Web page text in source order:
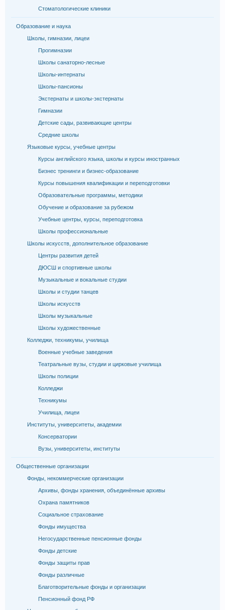
Стоматологические клиники
Образование и наука
Школы, гимназии, лицеи
Прогимназии
Школы санаторно-лесные
Школы-интернаты
Школы-пансионы
Экстернаты и школы-экстернаты
Гимназии
Детские сады, развивающие центры
Средние школы
Языковые курсы, учебные центры
Курсы английского языка, школы и курсы иностранных
Бизнес тренинги и бизнес-образование
Курсы повышения квалификации и переподготовки
Образовательные программы, методики
Обучение и образование за рубежом
Учебные центры, курсы, переподготовка
Школы профессиональные
Школы искусств, дополнительное образование
Центры развития детей
ДЮСШ и спортивные школы
Музыкальные и вокальные студии
Школы и студии танцев
Школы искусств
Школы музыкальные
Школы художественные
Колледжи, техникумы, училища
Военные учебные заведения
Театральные вузы, студии и цирковые училища
Школы полиции
Колледжи
Техникумы
Училища, лицеи
Институты, университеты, академии
Консерватории
Вузы, университеты, институты
Общественные организации
Фонды, некоммерческие организации
Архивы, фонды хранения, объединённые архивы
Охрана памятников
Социальное страхование
Фонды имущества
Негосударственные пенсионные фонды
Фонды детские
Фонды защиты прав
Фонды различные
Благотворительные фонды и организации
Пенсионный фонд РФ